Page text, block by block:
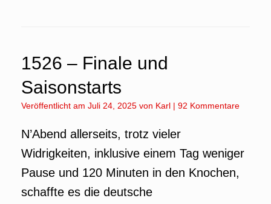
1526 – Finale und
Saisonstarts
Veröffentlicht am Juli 24, 2025 von Karl | 92 Kommentare
N’Abend allerseits, trotz vieler
Widrigkeiten, inklusive einem Tag weniger
Pause und 120 Minuten in den Knochen,
schaffte es die deutsche